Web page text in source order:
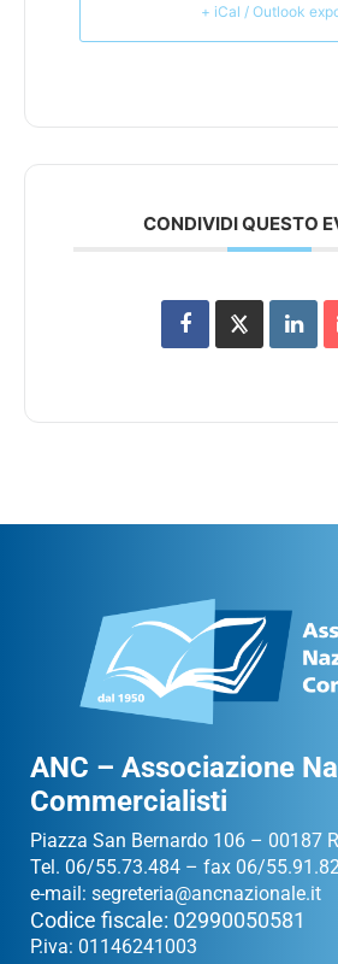
+ iCal / Outlook
CONDIVIDI QUESTO
ANC – Associazione
Commercialisti
Piazza San Bernardo 106 – 00187
Tel. 06/55.73.484 – fax 06/
e-mail: segreteria@ancnazionale.it
Codice fiscale: 02990050581
P.iva: 01146241003